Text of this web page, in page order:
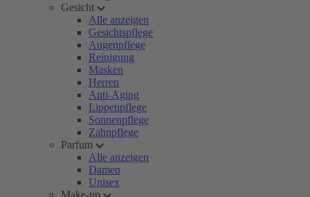
Gesicht
Alle anzeigen
Gesichtspflege
Augenpflege
Reinigung
Masken
Herren
Anti-Aging
Lippenpflege
Sonnenpflege
Zahnpflege
Parfum
Alle anzeigen
Damen
Unisex
Make-up